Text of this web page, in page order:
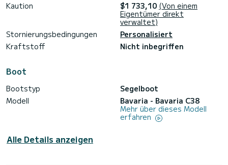
Kaution $1 733,10 (Von einem
Eigentümer direkt
verwaltet)
Stornierungsbedingungen
Personalisiert
Kraftstoff
Nicht inbegriffen
Boot
Bootstyp
Segelboot
Modell
Bavaria - Bavaria C38
Mehr über dieses Modell
erfahren
Alle Details anzeigen